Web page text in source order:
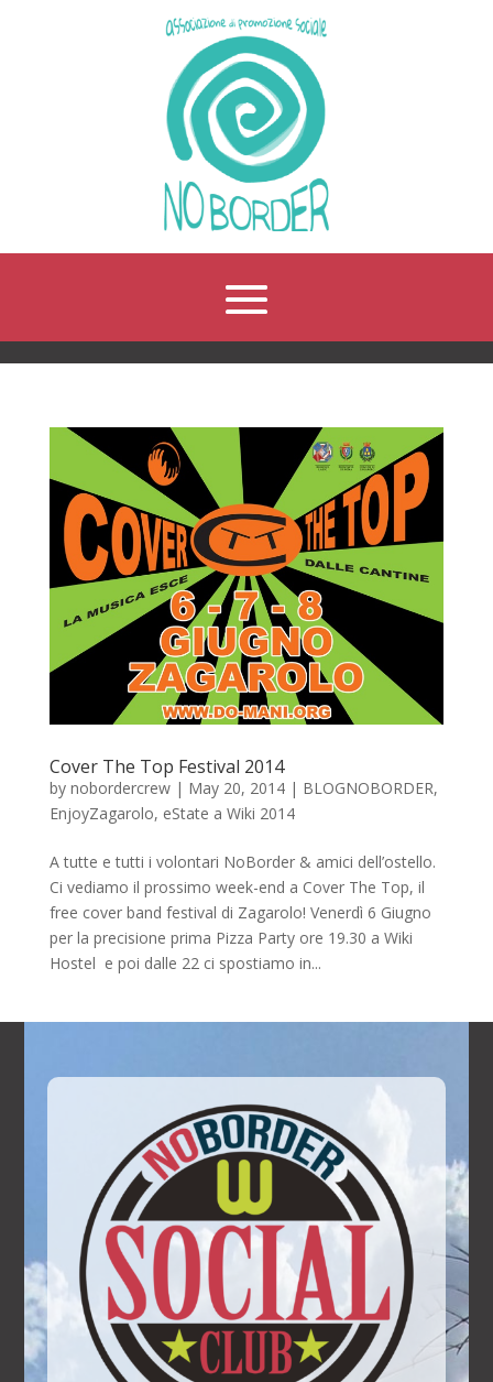
Cover The Top Festival 2014
by nobordercrew| May 20, 2014| BLOGNOBORDER,
EnjoyZagarolo, eState a Wiki 2014
A tutte e tutti i volontari NoBorder & amici dell’ostello.
Ci vediamo il prossimo week-end a Cover The Top, il
free cover band festival di Zagarolo! Venerdì 6 Giugno
per la precisione prima Pizza Party ore 19.30 a Wiki
Hostel e poi dalle 22 ci spostiamo in...